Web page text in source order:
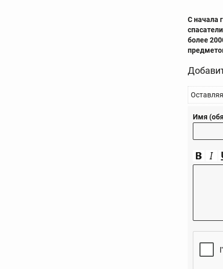
С начала
более
Имя